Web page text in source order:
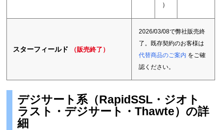
）
スターフィールド （販売終了）
2026/03/08で弊社販売終
了。既存契約のお客様は
代替商品のご案内 をご確
認ください。
デジサート系（RapidSSL・ジオト
ラスト・デジサート・Thawte）の詳
細